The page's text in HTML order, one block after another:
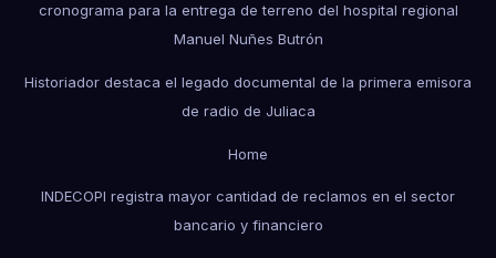
cronograma para la entrega de terreno del hospital regional
Manuel Nuñes Butrón
Historiador destaca el legado documental de la primera emisora
de radio de Juliaca
Home
INDECOPI registra mayor cantidad de reclamos en el sector
bancario y financiero